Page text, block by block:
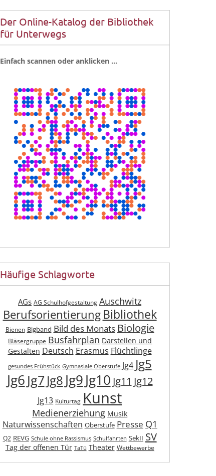
Der Online-Katalog der Bibliothek
für Unterwegs
Ein­fach scan­nen oder anklicken …
Häufige Schlagworte
AGs AG Schulhofgestaltung Auschwitz
Berufsorientierung Bibliothek
Bienen Bigband Bild des Monats Biologie
Bläsergruppe Busfahrplan Darstellen und
Gestalten Deutsch Erasmus Flüchtlinge
gesundes Frühstück Gymnasiale Oberstufe Jg4 Jg5
Jg6 Jg7 Jg8 Jg9Jg10 Jg11 Jg12
Jg13 Kulturtag Kunst
Medienerziehung Musik
Naturwissenschaften Oberstufe Presse Q1
Q2 REVG Schule ohne Rassismus Schulfahrten SekII SV
Tag der offenen Tür TaTü Theater Wettbewerbe